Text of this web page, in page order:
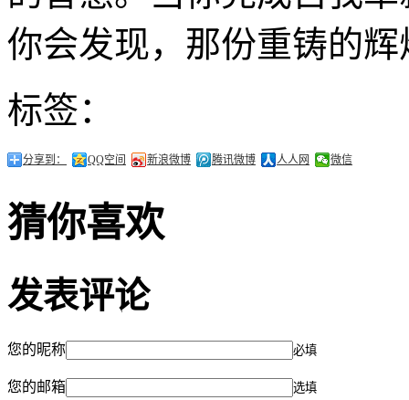
你会发现，那份重铸的
标签：
分享到： QQ空间 新浪微博 腾讯微博 人人网 微信
猜你喜欢
发表评论
您的昵称 必填
您的邮箱 选填